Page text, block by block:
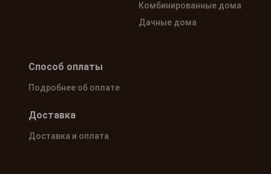
Комбинированные дома
Дачные дома
Способ оплаты
Подробнее об оплате
Доставка
Доставка и оплата